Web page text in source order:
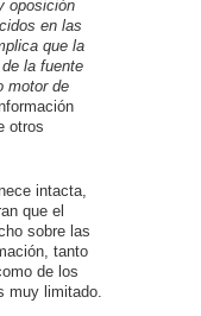
oposición
en las
que la
la fuente
motor de
otros
intacta,
que el
sobre las
tanto
de los
muy limitado.